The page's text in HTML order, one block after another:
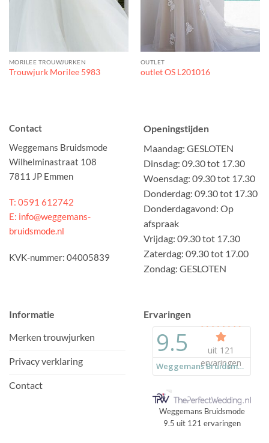
MORILEE TROUWJURKEN
Trouwjurk Morilee 5983
OUTLET
outlet OS L201016
Contact
Weggemans Bruidsmode
Wilhelminastraat 108
7811 JP Emmen
T: 0591 612742
E: info@weggemans-
bruidsmode.nl
KVK-nummer: 04005839
Openingstijden
Maandag: GESLOTEN
Dinsdag: 09.30 tot 17.30
Woensdag: 09.30 tot 17.30
Donderdag: 09.30 tot 17.30
Donderdagavond: Op
afspraak
Vrijdag: 09.30 tot 17.30
Zaterdag: 09.30 tot 17.00
Zondag: GESLOTEN
Informatie
Merken trouwjurken
Privacy verklaring
Contact
Ervaringen
Weggemans Bruidsmode
9.5 uit 121 ervaringen